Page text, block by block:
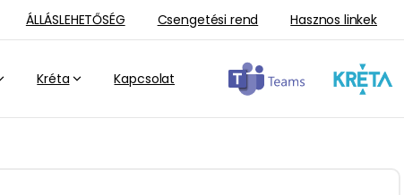
ÁLLÁSLEHETŐSÉG Csengetési rend Hasznos linkek
Kréta Kapcsolat